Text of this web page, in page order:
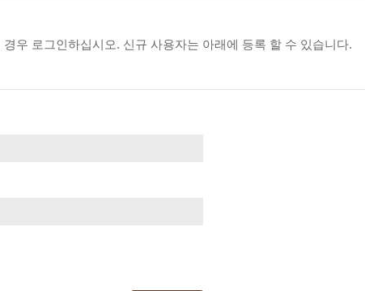
경우 로그인하십시오. 신규 사용자는 아래에 등록 할 수 있습니다.